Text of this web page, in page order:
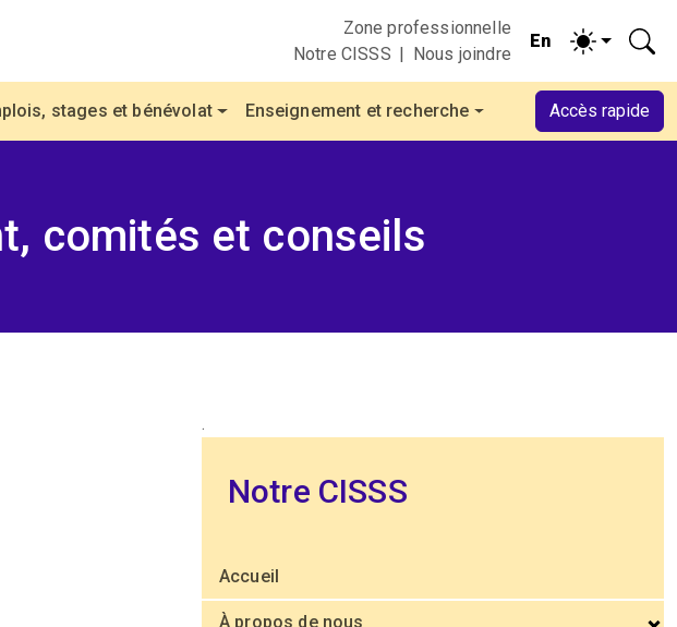
Zone professionnelle
Notre CISSS
Nous joindre
stages et bénévolat Enseignement et recherche Accès rapide
comités et conseils
.
Notre CISSS
Accueil
À propos de nous